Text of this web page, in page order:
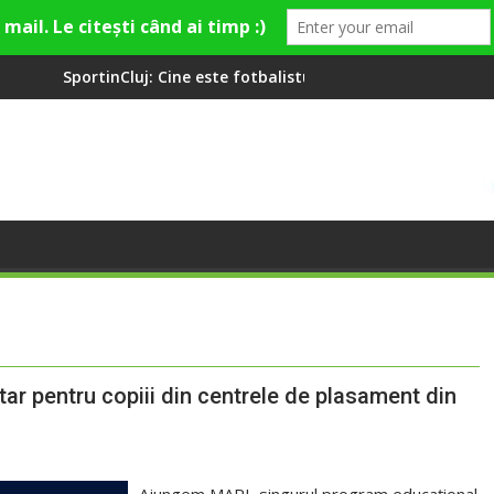
este fotbalistul cu două diplome care a învățat româna la 2
Compania de Apă
pentru copiii din centrele de plasament din